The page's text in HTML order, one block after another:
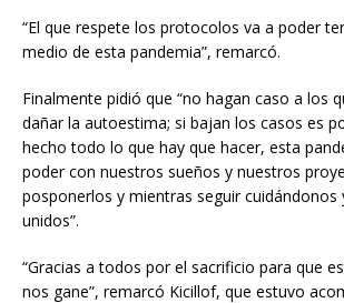
“El que respete los protocolos va a poder
medio de esta pandemia”, remarcó.
Finalmente pidió que “no hagan caso a los
dañar la autoestima; si bajan los casos es
hecho todo lo que hay que hacer, esta
poder con nuestros sueños y nuestros
posponerlos y mientras seguir cuidándonos
unidos”.
“Gracias a todos por el sacrificio para que
nos gane”, remarcó Kicillof, que estuvo